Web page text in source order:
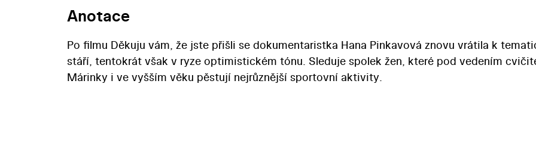
Anotace
Po filmu Děkuju vám, že jste přišli se dokumentaristka Hana Pinkavová znovu vrátila k
stáří, tentokrát však v ryze optimistickém tónu. Sleduje spolek žen, které pod vedením
Márinky i ve vyšším věku pěstují nejrůznější sportovní aktivity.